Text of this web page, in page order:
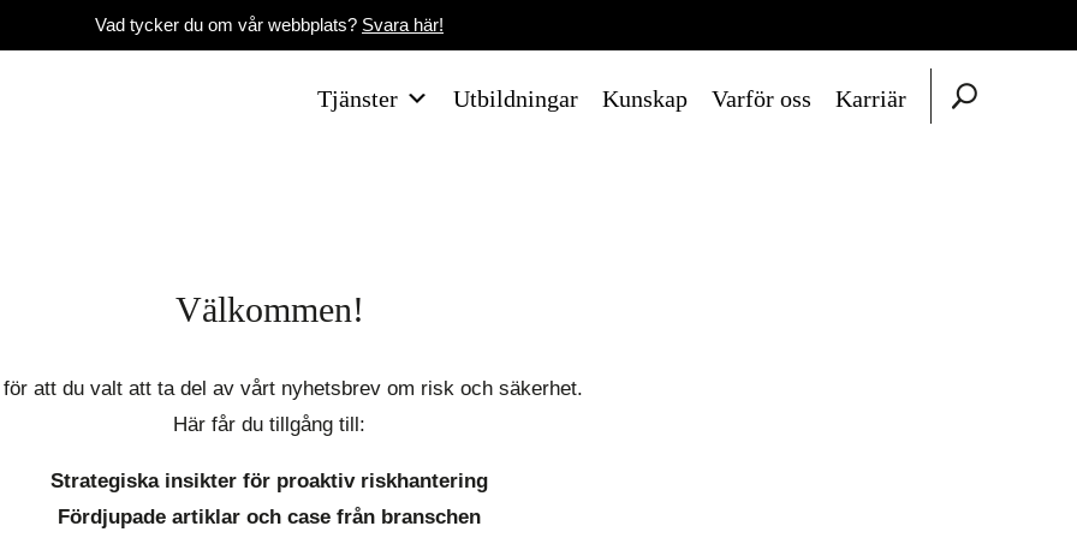
Vad tycker du om vår webbplats? Svara här!
Tjänster Utbildningar Kunskap Varför oss Karriär
Välkommen!
för att du valt att ta del av vårt nyhetsbrev om risk och säkerhet.
Här får du tillgång till:
Strategiska insikter för proaktiv riskhantering
Fördjupade artiklar och case från branschen